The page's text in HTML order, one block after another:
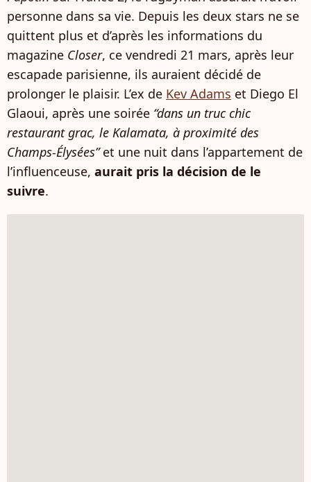
personne dans sa vie. Depuis les deux stars ne se
quittent plus et d’après les informations du
magazine Closer, ce vendredi 21 mars, après leur
escapade parisienne, ils auraient décidé de
prolonger le plaisir. L’ex de Kev Adams et Diego El
Glaoui, après une soirée “dans un truc chic
restaurant grac, le Kalamata, à proximité des
Champs-Élysées”et une nuit dans l’appartement de
l’influenceuse, aurait pris la décision de le
suivre.